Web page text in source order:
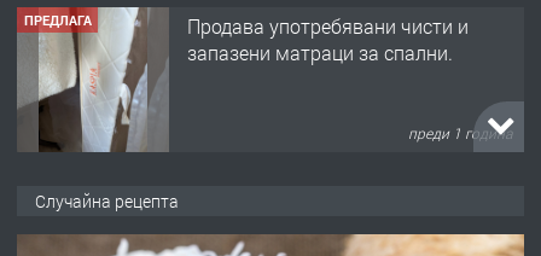
ПРЕДЛАГА
Продава употребявани чисти и
запазени матраци за спални.
преди 1 година
Случайна рецепта